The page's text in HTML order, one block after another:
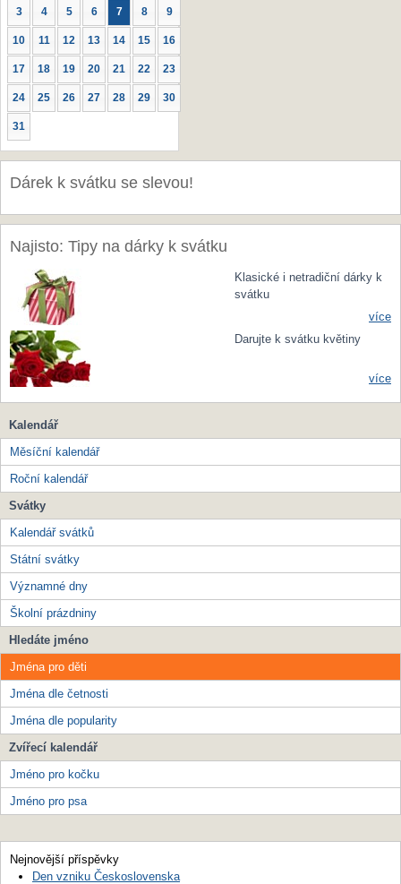
3 4 5 6 7 8 9
10 11 12 13 14 15 16
17 18 19 20 21 22 23
24 25 26 27 28 29 30
31
Dárek k svátku se slevou!
Najisto: Tipy na dárky k svátku
Klasické i netradiční dárky k
svátku
více
Darujte k svátku květiny
více
Kalendář
Měsíční kalendář
Roční kalendář
Svátky
Kalendář svátků
Státní svátky
Významné dny
Školní prázdniny
Hledáte jméno
Jména pro děti
Jména dle četnosti
Jména dle popularity
Zvířecí kalendář
Jméno pro kočku
Jméno pro psa
Nejnovější příspěvky
Den vzniku Československa